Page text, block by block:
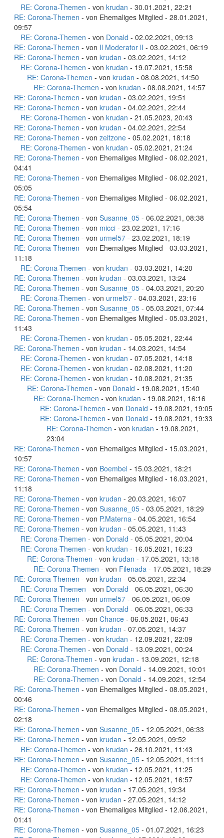
RE: Corona-Themen - von krudan - 30.01.2021, 22:21
RE: Corona-Themen - von Ehemaliges Mitglied - 28.01.2021,
09:57
RE: Corona-Themen - von Donald - 02.02.2021, 09:13
RE: Corona-Themen - von Il Moderator lI - 03.02.2021, 06:19
RE: Corona-Themen - von krudan - 03.02.2021, 14:12
RE: Corona-Themen - von krudan - 19.07.2021, 15:58
RE: Corona-Themen - von krudan - 08.08.2021, 14:50
RE: Corona-Themen - von krudan - 08.08.2021, 14:57
RE: Corona-Themen - von krudan - 03.02.2021, 19:51
RE: Corona-Themen - von krudan - 04.02.2021, 22:44
RE: Corona-Themen - von krudan - 21.05.2023, 20:43
RE: Corona-Themen - von krudan - 04.02.2021, 22:54
RE: Corona-Themen - von zeitzone - 05.02.2021, 18:18
RE: Corona-Themen - von krudan - 05.02.2021, 21:24
RE: Corona-Themen - von Ehemaliges Mitglied - 06.02.2021,
04:41
RE: Corona-Themen - von Ehemaliges Mitglied - 06.02.2021,
05:05
RE: Corona-Themen - von Ehemaliges Mitglied - 06.02.2021,
05:54
RE: Corona-Themen - von Susanne_05 - 06.02.2021, 08:38
RE: Corona-Themen - von micci - 23.02.2021, 17:16
RE: Corona-Themen - von urmel57 - 23.02.2021, 18:19
RE: Corona-Themen - von Ehemaliges Mitglied - 03.03.2021,
11:18
RE: Corona-Themen - von krudan - 03.03.2021, 14:20
RE: Corona-Themen - von krudan - 03.03.2021, 13:24
RE: Corona-Themen - von Susanne_05 - 04.03.2021, 20:20
RE: Corona-Themen - von urmel57 - 04.03.2021, 23:16
RE: Corona-Themen - von Susanne_05 - 05.03.2021, 07:44
RE: Corona-Themen - von Ehemaliges Mitglied - 05.03.2021,
11:43
RE: Corona-Themen - von krudan - 05.05.2021, 22:44
RE: Corona-Themen - von krudan - 14.03.2021, 14:54
RE: Corona-Themen - von krudan - 07.05.2021, 14:18
RE: Corona-Themen - von krudan - 02.08.2021, 11:20
RE: Corona-Themen - von krudan - 10.08.2021, 21:35
RE: Corona-Themen - von Donald - 19.08.2021, 15:40
RE: Corona-Themen - von krudan - 19.08.2021, 16:16
RE: Corona-Themen - von Donald - 19.08.2021, 19:05
RE: Corona-Themen - von Donald - 19.08.2021, 19:33
RE: Corona-Themen - von krudan - 19.08.2021,
23:04
RE: Corona-Themen - von Ehemaliges Mitglied - 15.03.2021,
10:57
RE: Corona-Themen - von Boembel - 15.03.2021, 18:21
RE: Corona-Themen - von Ehemaliges Mitglied - 16.03.2021,
11:18
RE: Corona-Themen - von krudan - 20.03.2021, 16:07
RE: Corona-Themen - von Susanne_05 - 03.05.2021, 18:29
RE: Corona-Themen - von P.Materna - 04.05.2021, 16:54
RE: Corona-Themen - von krudan - 05.05.2021, 11:43
RE: Corona-Themen - von Donald - 05.05.2021, 20:04
RE: Corona-Themen - von krudan - 16.05.2021, 16:23
RE: Corona-Themen - von krudan - 17.05.2021, 13:18
RE: Corona-Themen - von Filenada - 17.05.2021, 18:29
RE: Corona-Themen - von krudan - 05.05.2021, 22:34
RE: Corona-Themen - von Donald - 06.05.2021, 06:30
RE: Corona-Themen - von urmel57 - 06.05.2021, 06:09
RE: Corona-Themen - von Donald - 06.05.2021, 06:33
RE: Corona-Themen - von Chance - 06.05.2021, 06:43
RE: Corona-Themen - von krudan - 07.05.2021, 14:37
RE: Corona-Themen - von krudan - 12.09.2021, 22:09
RE: Corona-Themen - von Donald - 13.09.2021, 00:24
RE: Corona-Themen - von krudan - 13.09.2021, 12:18
RE: Corona-Themen - von Donald - 14.09.2021, 10:01
RE: Corona-Themen - von Donald - 14.09.2021, 12:54
RE: Corona-Themen - von Ehemaliges Mitglied - 08.05.2021,
00:46
RE: Corona-Themen - von Ehemaliges Mitglied - 08.05.2021,
02:18
RE: Corona-Themen - von Susanne_05 - 12.05.2021, 06:33
RE: Corona-Themen - von krudan - 12.05.2021, 09:52
RE: Corona-Themen - von krudan - 26.10.2021, 11:43
RE: Corona-Themen - von Susanne_05 - 12.05.2021, 11:11
RE: Corona-Themen - von krudan - 12.05.2021, 11:25
RE: Corona-Themen - von krudan - 12.05.2021, 16:57
RE: Corona-Themen - von krudan - 17.05.2021, 19:34
RE: Corona-Themen - von krudan - 27.05.2021, 14:12
RE: Corona-Themen - von Ehemaliges Mitglied - 12.06.2021,
01:41
RE: Corona-Themen - von Susanne_05 - 01.07.2021, 16:23